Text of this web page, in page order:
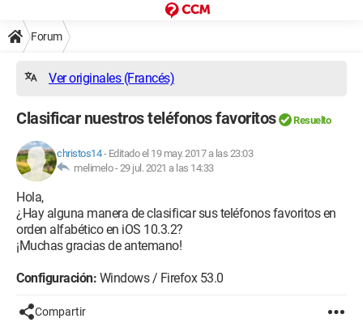
Forum
Ver originales (Francés)
Clasificar nuestros teléfonos favoritos Resuelto
christos14- Editado el 19 may. 2017 a las 23:03
melimelo -29 jul. 2021 a las 14:33
Hola,
¿Hay alguna manera de clasificar sus teléfonos favoritos en
orden alfabético en iOS 10.3.2?
¡Muchas gracias de antemano!
Configuración: Windows / Firefox 53.0
Compartir